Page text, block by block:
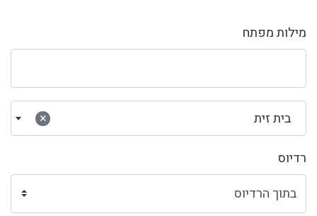
מילות מפתח
× בית זית
רדיוס